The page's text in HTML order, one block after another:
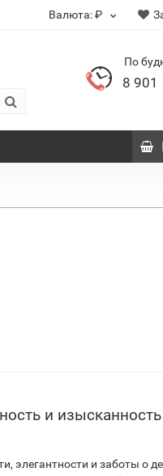
Валюта:₽
По
8 901
и
элегантности и заботы о